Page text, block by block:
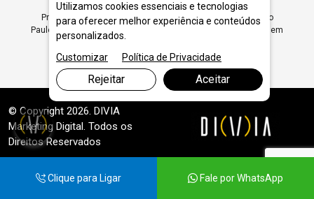
Procurando Ferramentas Diamantadas para Granito em São
Paulo? Encontre Aqui Ferramentas Diamantadas para Granito em
© Copyright 2026. DIVIA
Marketing Digital. Todos os
Direitos Reservados
Clique para Ligar Fale por WhatsApp
Utilizamos cookies essenciais e tecnologias
para oferecer melhor experiência e conteúdos
personalizados.
Customizar
Política de Privacidade
Rejeitar Aceitar